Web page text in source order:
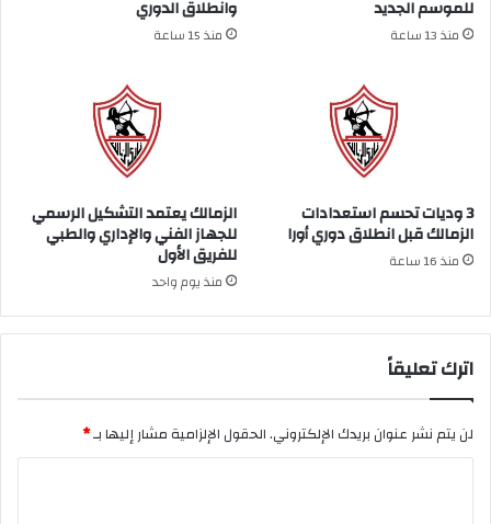
للموسم الجديد
منذ 13 ساعة
وانطلاق الدوري
منذ 15 ساعة
3 وديات تحسم استعدادات
الزمالك قبل انطلاق دوري أورا
منذ 16 ساعة
الزمالك يعتمد التشكيل الرسمي
للجهاز الفني والإداري والطبي
للفريق الأول
منذ يوم واحد
اترك تعليقاً
لن يتم نشر عنوان بريدك الإلكتروني.الحقول الإلزامية مشار إليها بـ*